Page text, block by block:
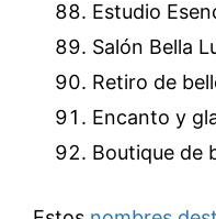
Estudio
Salón Bella
Retiro de
Encanto y
Boutique de